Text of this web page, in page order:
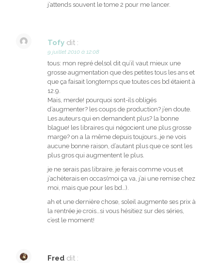
j’attends souvent le tome 2 pour me lancer.
Tofy dit :
9 juillet 2010 à 12:08
tous: mon repré delsol dit qu’il vaut mieux une
grosse augmentation que des petites tous les ans et
que ça faisait longtemps que toutes ces bd étaient à
12.9.
Mais, merde! pourquoi sont-ils obligés
d’augmenter? les coups de production? j’en doute.
Les auteurs qui en demandent plus? la bonne
blague! les libraires qui négocient une plus grosse
marge? on a la même depuis toujours…je ne vois
aucune bonne raison, d’autant plus que ce sont les
plus gros qui augmentent le plus.
je ne serais pas libraire, je ferais comme vous et
j’achèterais en occas(moi ça va, j’ai une remise chez
moi, mais que pour les bd…).
ah et une dernière chose, soleil augmente ses prix à
la rentrée je crois…si vous hésitiez sur des séries,
c’est le moment!
Fred dit :